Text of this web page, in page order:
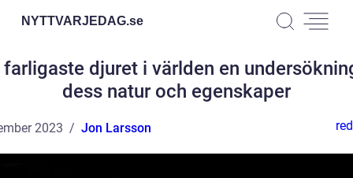
NYTTVARJEDAG.se
farligaste djuret i världen en
dess natur och egenskaper
2023 Jon Larsson